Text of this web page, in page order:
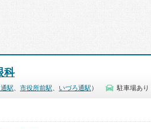
科
駅 市役所前駅 いづろ通駅 ） 駐車場あり